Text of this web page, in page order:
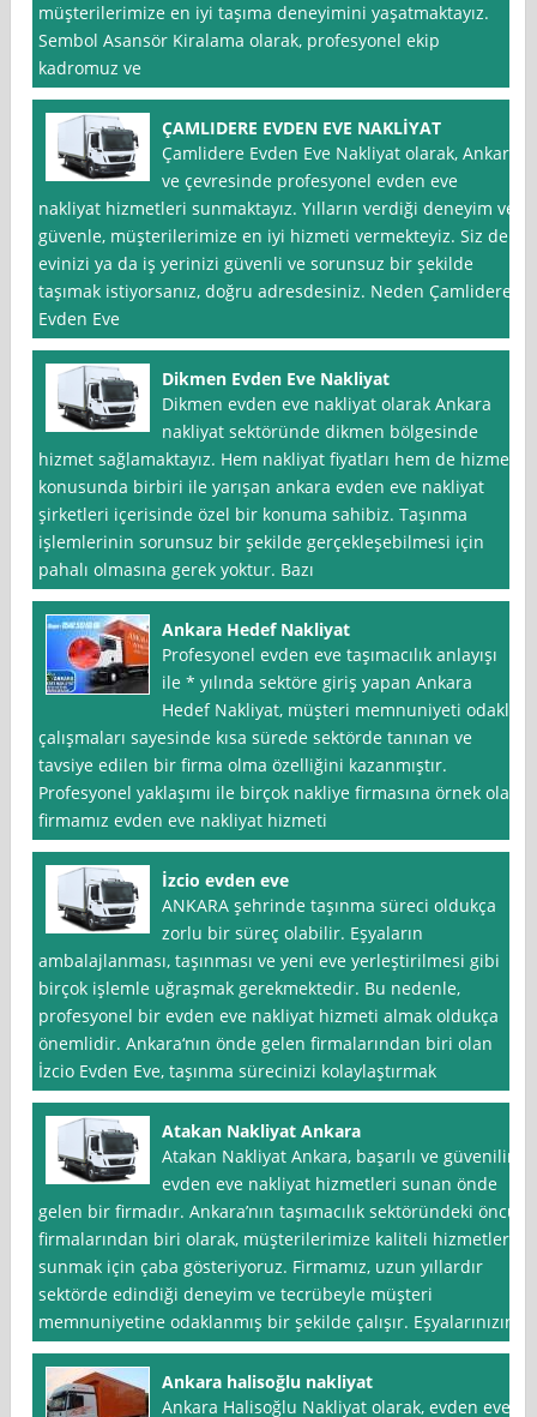
müşterilerimize en iyi taşıma deneyimini yaşatmaktayız.
Sembol Asansör Kiralama olarak, profesyonel ekip
kadromuz ve
ÇAMLIDERE EVDEN EVE NAKLİYAT
Çamlidere Evden Eve Nakliyat olarak, Ankara
ve çevresinde profesyonel evden eve
nakliyat hizmetleri sunmaktayız. Yılların verdiği deneyim ve
güvenle, müşterilerimize en iyi hizmeti vermekteyiz. Siz de
evinizi ya da iş yerinizi güvenli ve sorunsuz bir şekilde
taşımak istiyorsanız, doğru adresdesiniz. Neden Çamlidere
Evden Eve
Dikmen Evden Eve Nakliyat
Dikmen evden eve nakliyat olarak Ankara
nakliyat sektöründe dikmen bölgesinde
hizmet sağlamaktayız. Hem nakliyat fiyatları hem de hizmet
konusunda birbiri ile yarışan ankara evden eve nakliyat
şirketleri içerisinde özel bir konuma sahibiz. Taşınma
işlemlerinin sorunsuz bir şekilde gerçekleşebilmesi için
pahalı olmasına gerek yoktur. Bazı
Ankara Hedef Nakliyat
Profesyonel evden eve taşımacılık anlayışı
ile * yılında sektöre giriş yapan Ankara
Hedef Nakliyat, müşteri memnuniyeti odaklı
çalışmaları sayesinde kısa sürede sektörde tanınan ve
tavsiye edilen bir firma olma özelliğini kazanmıştır.
Profesyonel yaklaşımı ile birçok nakliye firmasına örnek olan
firmamız evden eve nakliyat hizmeti
İzcio evden eve
ANKARA şehrinde taşınma süreci oldukça
zorlu bir süreç olabilir. Eşyaların
ambalajlanması, taşınması ve yeni eve yerleştirilmesi gibi
birçok işlemle uğraşmak gerekmektedir. Bu nedenle,
profesyonel bir evden eve nakliyat hizmeti almak oldukça
önemlidir. Ankara‘nın önde gelen firmalarından biri olan
İzcio Evden Eve, taşınma sürecinizi kolaylaştırmak
Atakan Nakliyat Ankara
Atakan Nakliyat Ankara, başarılı ve güvenilir
evden eve nakliyat hizmetleri sunan önde
gelen bir firmadır. Ankara’nın taşımacılık sektöründeki öncü
firmalarından biri olarak, müşterilerimize kaliteli hizmetler
sunmak için çaba gösteriyoruz. Firmamız, uzun yıllardır
sektörde edindiği deneyim ve tecrübeyle müşteri
memnuniyetine odaklanmış bir şekilde çalışır. Eşyalarınızın
Ankara halisoğlu nakliyat
Ankara Halisoğlu Nakliyat olarak, evden eve